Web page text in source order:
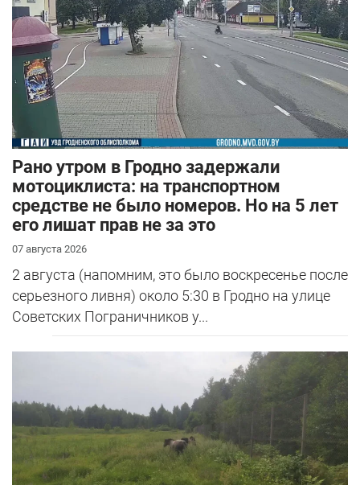
Рано утром в Гродно задержали
мотоциклиста: на транспортном
средстве не было номеров. Но на 5 лет
его лишат прав не за это
07 августа 2026
2 августа (напомним, это было воскресенье после
серьезного ливня) около 5:30 в Гродно на улице
Советских Пограничников у...